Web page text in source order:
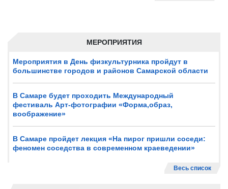
МЕРОПРИЯТИЯ
Мероприятия в День физкультурника пройдут в
большинстве городов и районов Самарской области
В Самаре будет проходить Международный
фестиваль Арт-фотографии «Форма,образ,
воображение»
В Самаре пройдет лекция «На пирог пришли соседи:
феномен соседства в современном краеведении»
Весь список